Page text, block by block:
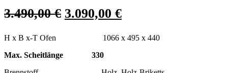
3.490,00€ 3.090,00 €
H x B x-T Ofen 1066 x 495 x 440
Max. Scheitlänge 330